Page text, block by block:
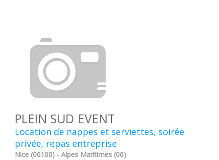
PLEIN SUD EVENT
Location de nappes et serviettes, soirée
privée, repas entreprise
Nice (06100) - Alpes Maritimes (06)